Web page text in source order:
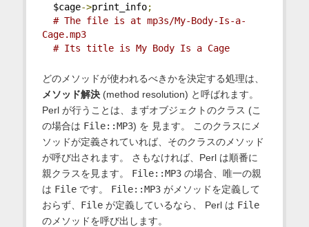
$cage->print_info;
# The file is at mp3s/My-Body-Is-a-
Cage.mp3
# Its title is My Body Is a Cage
どのメソッドが使われるべきかを決定する処理は、
メソッド解決(method resolution) と呼ばれます。
Perl が行うことは、まずオブジェクトのクラス (こ
の場合は File::MP3) を 見ます。 このクラスにメ
ソッドが定義されていれば、そのクラスのメソッド
が呼び出されます。 さもなければ、Perl は順番に
親クラスを見ます。 File::MP3の場合、唯一の親
は Fileです。 File::MP3がメソッドを定義して
おらず、 Fileが定義しているなら、 Perl は File
のメソッドを呼び出します。